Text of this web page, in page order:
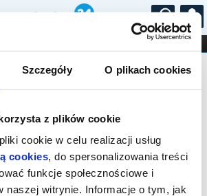
Szczegóły O plikach cookies
z plików cookie
cookie w celu realizacji usług
cookies, do spersonalizowania treści
funkcje społecznościowe i
naszej witrynie. Informacje o tym, jak
...
OPERA I BALET
STAND-UP
on-line na wydarzenie